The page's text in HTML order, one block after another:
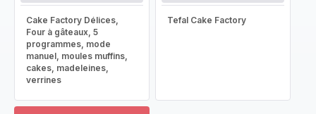
Cake Factory Délices,
Four à gâteaux, 5
programmes, mode
manuel, moules muffins,
cakes, madeleines,
verrines
Tefal Cake Factory